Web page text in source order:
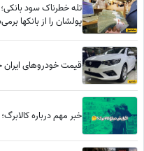
تله خطرناک سود
پولشان را از بانکها
قیمت خودرو‌های ایران خودرو
خبر مهم درباره